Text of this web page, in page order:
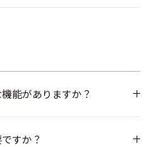
能がありますか？
すか？